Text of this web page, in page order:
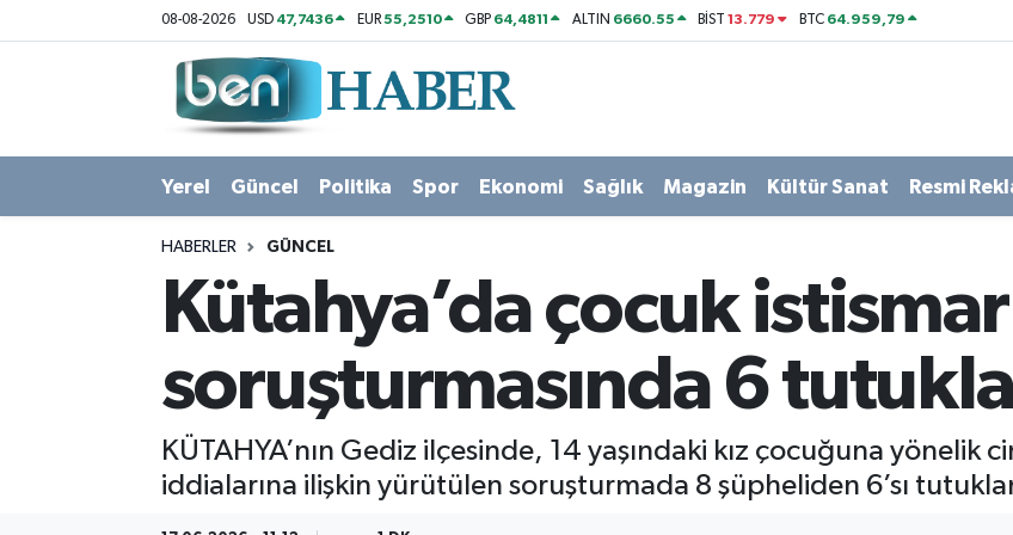
08-08-2026 USD 47,7436 EUR55,2510 GBP 64,4811 ALTIN 6660.55 BİST13.779 BTC 64.959,79
Yerel Güncel Politika Spor Ekonomi Sağlık Magazin Kültür Sanat Resmi
HABERLER GÜNCEL
Kütahya’da çocuk istismar
soruşturmasında 6
KÜTAHYA’nın Gediz ilçesinde, 14 yaşındaki kız çocuğuna yönelik
iddialarına ilişkin yürütülen soruşturmada 8 şüpheliden 6’sı
Politika
Hava Durumu
Süper Lig Puan Durumu ve Fikstür
Son Dakika Haberleri
Haber Arşivi